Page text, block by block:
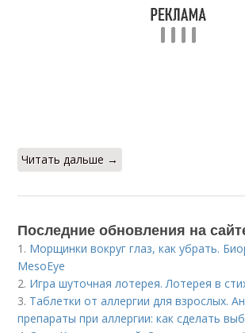
Читать дальше →
Последние обновления на
1. Морщинки вокруг глаз, как убрать.
MesoEye
2. Игра шуточная лотерея. Лотерея в
3. Таблетки от аллергии для взрослых.
препараты при аллергии: как сделать